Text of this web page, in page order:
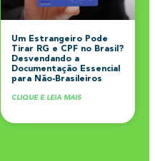
Um Estrangeiro Pode
Tirar RG e CPF no Brasil?
Desvendando a
Documentação Essencial
para Não-Brasileiros
CLIQUE E LEIA MAIS